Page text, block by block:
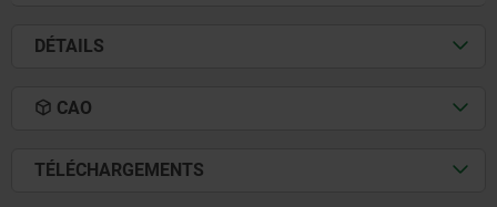
DÉTAILS
CAO
TÉLÉCHARGEMENTS